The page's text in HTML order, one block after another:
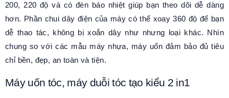
200, 220 độ và có đèn báo nhiệt giúp bạn theo dõi dễ dàng
hơn. Phần chui dây điện của máy có thể xoay 360 độ để bạn
dễ thao tác, không bị xoắn dây như nhưng loại khác. Nhìn
chung so với các mẫu máy nhựa, máy uốn đảm bảo đủ tiêu
chỉ bền, đẹp, an toàn và tiện.
Máy uốn tóc, máy duỗi tóc tạo kiểu 2 in1